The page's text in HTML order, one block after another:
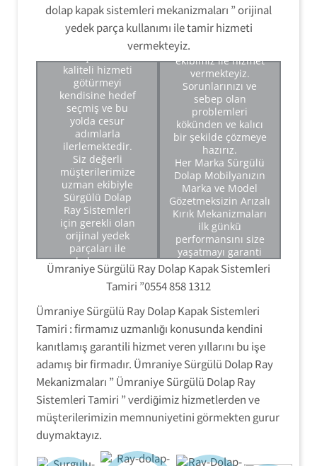
dolap kapak sistemleri mekanizmaları ” orijinal
yedek parça kullanımı ile tamir hizmeti
vermekteyiz.
istanbul Anadolu
yakası servisimiz
ilk günden
kaliteli hizmeti
götürmeyi
kendisine hedef
seçmiş ve bu
yolda cesur
adımlarla
ilerlemektedir.
Siz değerli
müşterilerimize
uzman ekibiyle
Sürgülü Dolap
Ray Sistemleri
için gerekli olan
orijinal yedek
parçaları ile
kulanmış
olduğunuz Arızalı
kırık '' Sürgülü
Mekanizma
Sistemleri Tamiri
'' ilk günkü
performansını
size yaşatmayı
garanti eden
orijinal yedek
parçalar ile
hizmet
vermekteyiz.
Sürgülü Dolap Ray
Sistemleri Tamiri.
Sürgülü Dolap Ray
Mekanizma Tamiri.
Sürgülü Dolap Ray Kırık
Ray Sistemleri Tamiri.
Sürgülü Dolap Ray
Arızalı Kırık Mekanizma
Sistemleri Değişimi.
Sürgülü Dolap Tamiri
'' konusunda oldukça
üst düzey teknik
ekibimiz ile hizmet
vermekteyiz.
Sorunlarınızı ve
sebep olan
problemleri
kökünden ve kalıcı
bir şekilde çözmeye
hazırız.
Her Marka Sürgülü
Dolap Mobilyanızın
Marka ve Model
Gözetmeksizin Arızalı
Kırık Mekanizmaları
ilk günkü
performansını size
yaşatmayı garanti
eden orijinal yedek
parçalar ile size ilk
günkü gibi tamir edip
Sürgülü Dolap Tamiri
'' servisi olarak
yerinde hizmet
veriyoruz.
Sürgülü Dolap Tamiri.
Sürgülü Dolap Montajı.
Sürgülü Kapak
Mekanizması Tamiri.
Sürgülü Dolap Ray
Sistemleri Tamiri.
Modüler Sürgülü Dolap
Tamir Montajı.
Sürgülü Dolap Kapak
Mekanizma Ayarı.
De Monte Sürgülü Dolap
Tamir Montajı.
Sürgülü Dolap Ray
Mekanizmaları Tamiri.
Ümraniye Sürgülü Ray Dolap Kapak Sistemleri
Tamiri ”0554 858 1312
Ümraniye Sürgülü Ray Dolap Kapak Sistemleri
Tamiri : firmamız uzmanlığı konusunda kendini
kanıtlamış garantili hizmet veren yıllarını bu işe
adamış bir firmadır. Ümraniye Sürgülü Dolap Ray
Mekanizmaları ” Ümraniye Sürgülü Dolap Ray
Sistemleri Tamiri ” verdiğimiz hizmetlerden ve
müşterilerimizin memnuniyetini görmekten gurur
duymaktayız.